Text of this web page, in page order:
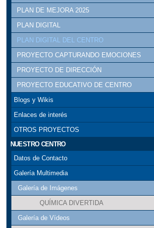
PLAN DE MEJORA 2025
PLAN DIGITAL
PLAN DIGITAL DEL CENTRO
PROYECTO CAPTURANDO EMOCIONES
PROYECTO DE DIRECCIÓN
PROYECTO EDUCATIVO DE CENTRO
Blogs y Wikis
Enlaces de interés
OTROS PROYECTOS
NUESTRO CENTRO
Datos de Contacto
Galería Multimedia
Galería de Imágenes
QUÍMICA DIVERTIDA
Galería de Vídeos